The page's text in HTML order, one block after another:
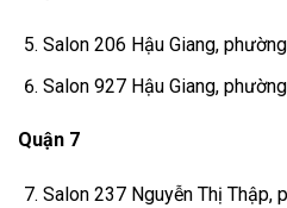
Salon 206 Hậu Giang,
Salon 927 Hậu Giang,
Quận 7
Salon 237 Nguyễn Thị Thập,